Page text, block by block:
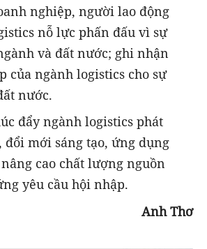
nghiệp, người lao động
nỗ lực phấn đấu vì sự
và đất nước; ghi nhận
của ngành logistics cho sự
nước.
đẩy ngành logistics phát
mới sáng tạo, ứng dụng
cao chất lượng nguồn
yêu cầu hội nhập.
Anh Thơ